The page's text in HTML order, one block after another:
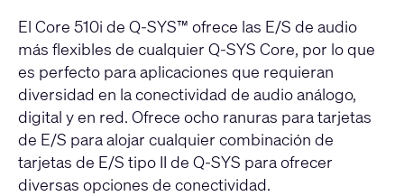
El Core 510i de Q-SYS™ ofrece las E/S de audio
más flexibles de cualquier Q-SYS Core, por lo que
es perfecto para aplicaciones que requieran
diversidad en la conectividad de audio análogo,
digital y en red. Ofrece ocho ranuras para tarjetas
de E/S para alojar cualquier combinación de
tarjetas de E/S tipo II de Q-SYS para ofrecer
diversas opciones de conectividad.